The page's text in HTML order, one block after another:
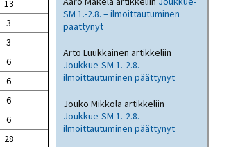
13
3
3
6
6
6
6
28
SM 1.-2.8. – ilmoittautuminen
päättynyt
Arto Luukkainen artikkeliin
Joukkue-SM 1.-2.8. –
ilmoittautuminen päättynyt
Jouko Mikkola artikkeliin
Joukkue-SM 1.-2.8. –
ilmoittautuminen päättynyt